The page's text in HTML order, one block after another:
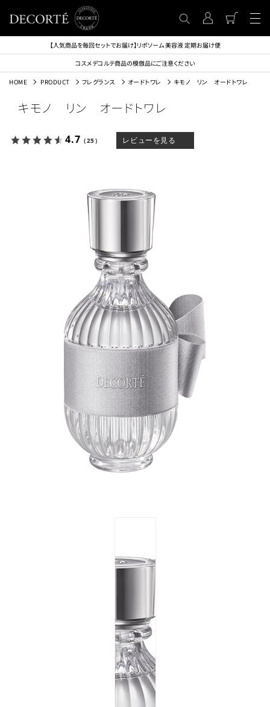
【人気商品を毎回セットでお届け】リポソーム 美容液 定期お届け便
コスメデコルテ商品の模倣品にご注意ください
HOME PRODUCT フレグランス オードトワレ キモノ リン オードトワレ
キモノ リン オードトワレ
4.7 （25） レビューを見る